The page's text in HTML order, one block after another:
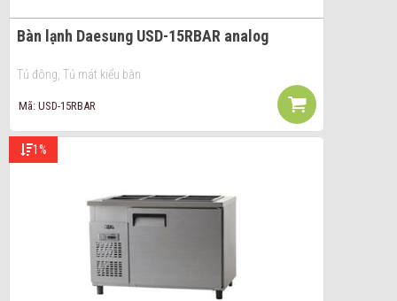
Bàn lạnh Daesung USD-15RBAR analog
Tủ đông, Tủ mát kiểu bàn
Mã: USD-15RBAR
1%